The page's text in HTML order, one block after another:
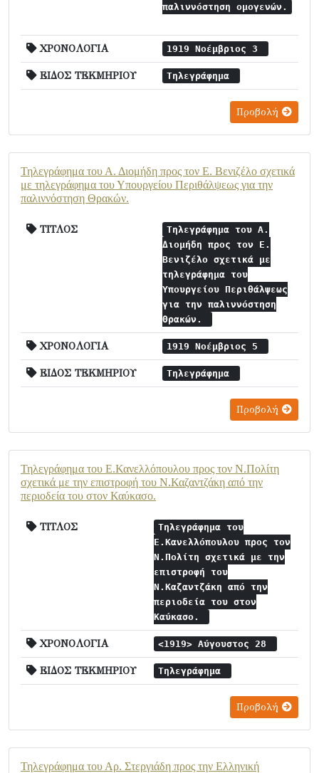
παλιννόστηση ομογενών.
ΧΡΟΝΟΛΟΓΙΑ 1919 Νοέμβριος 3
ΕΙΔΟΣ ΤΕΚΜΗΡΙΟΥ Τηλεγράφημα
Προβολή
Τηλεγράφημα του Α. Διομήδη προς τον Ε. Βενιζέλο σχετικά
με τηλεγράφημα του Υπουργείου Περιθάλψεως για την
παλιννόστηση Θρακών.
ΤΙΤΛΟΣ
Τηλεγράφημα του Α.
Διομήδη προς τον Ε.
Βενιζέλο σχετικά με
τηλεγράφημα του
Υπουργείου Περιθάλψεως
για την παλιννόστηση
Θρακών.
ΧΡΟΝΟΛΟΓΙΑ 1919 Νοέμβριος 5
ΕΙΔΟΣ ΤΕΚΜΗΡΙΟΥ Τηλεγράφημα
Προβολή
Τηλεγράφημα του Ε.Κανελλόπουλου προς τον Ν.Πολίτη
σχετικά με την επιστροφή του Ν.Καζαντζάκη από την
περιοδεία του στον Καύκασο.
ΤΙΤΛΟΣ
Τηλεγράφημα του
Ε.Κανελλόπουλου προς τον
Ν.Πολίτη σχετικά με την
επιστροφή του
Ν.Καζαντζάκη από την
περιοδεία του στον
Καύκασο.
ΧΡΟΝΟΛΟΓΙΑ <1919> Αύγουστος 28
ΕΙΔΟΣ ΤΕΚΜΗΡΙΟΥ Τηλεγράφημα
Προβολή
Τηλεγράφημα του Αρ. Στεργιάδη προς την Ελληνική